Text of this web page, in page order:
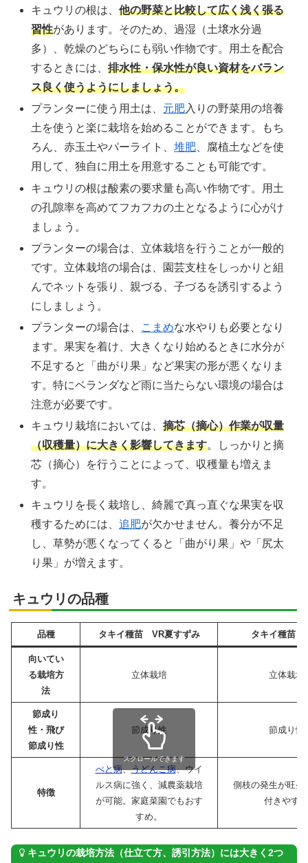
キュウリの根は、他の野菜と比較して広く浅く張る
習性があります。そのため、過湿（土壌水分過
多）、乾燥のどちらにも弱い作物です。用土を配合
するときには、排水性・保水性が良い資材をバラン
ス良く使うようにしましょう。
プランターに使う用土は、 元肥入りの野菜用の培養
土を使うと楽に栽培を始めることができます。もち
ろん、赤玉土やパーライト、堆肥 、腐植土などを使
用して、独自に用土を用意することも可能です。
キュウリの根は酸素の要求量も高い作物です。用土
の孔隙率を高めてフカフカの土となるように心がけ
ましょう。
プランターの場合は、立体栽培を行うことが一般的
です。立体栽培の場合は、園芸支柱をしっかりと組
んでネットを張り、親づる、子づるを誘引するよう
にしましょう。
プランターの場合は、
こまめな水やりも必要となり
ます。果実を着け、大きくなり始めるときに水分が
不足すると「曲がり果」など果実の形が悪くなりま
す。特にベランダなど雨に当たらない環境の場合は
注意が必要です。
キュウリ栽培においては、摘芯（摘心）作業が収量
（収穫量）に大きく影響してきます。しっかりと摘
芯（摘心）を行うことによって、収穫量も増えま
す。
キュウリを長く栽培し、綺麗で真っ直ぐな果実を収
穫するためには、追肥が欠かせません。養分が不足
し、草勢が悪くなってくると「曲がり果」や「尻太
り果」が増えます。
キュウリの品種
品種 タキイ種苗 VR夏すずみ タキイ種苗
向いてい
る栽培方
法
立体栽培 立体栽培
節成り
性・飛び
節成り性
節成り性 節成り性
特徴
べと病、うどんこ病、ウイ
ルス病に強く、減農薬栽培
が可能。家庭菜園でもおす
すめ。
側枝の発生が旺盛
付きやすい
スクロールできます
キュウリの栽培方法（仕立て方、誘引方法）には大きく2つ